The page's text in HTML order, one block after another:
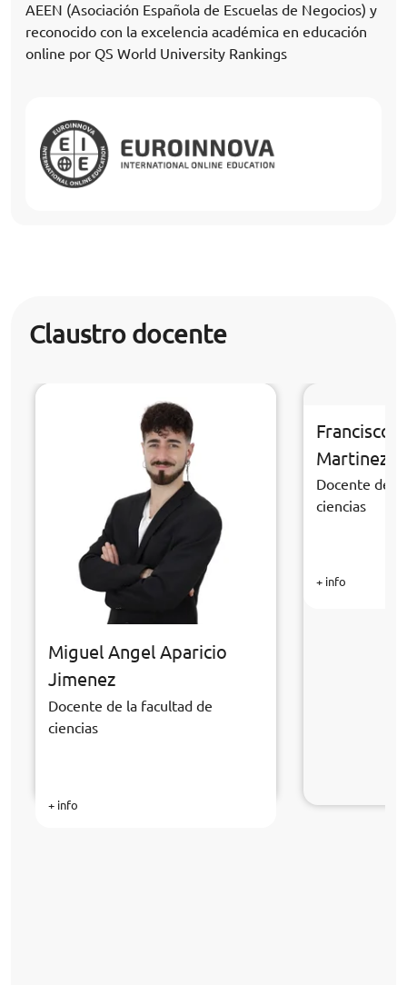
AEEN (Asociación Española de Escuelas de Negocios) y
reconocido con la excelencia académica en educación
online por QS World University Rankings
Claustro docente
Miguel Angel Aparicio
Jimenez
Docente de la facultad de
ciencias
+ info
Francisco
Martinez
Docente de
ciencias
+ info